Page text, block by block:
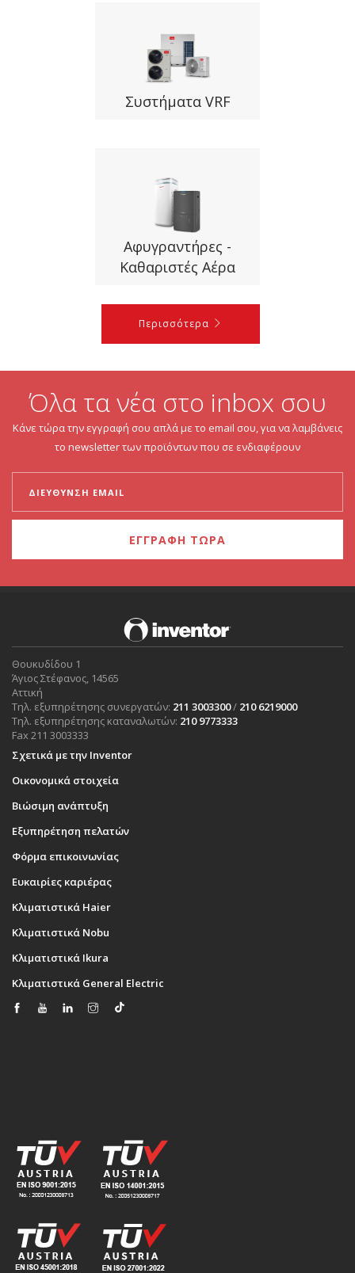
Συστήματα VRF
Αφυγραντήρες -
Καθαριστές Αέρα
Περισσότερα
Όλα τα νέα στο inbox σου
Κάνε τώρα την εγγραφή σου απλά με το email σου, για να λαμβάνεις
το newsletter των προϊόντων που σε ενδιαφέρουν
ΕΓΓΡΑΦΗ ΤΩΡΑ
Θουκυδίδου 1
Άγιος Στέφανος, 14565
Αττική
Τηλ. εξυπηρέτησης συνεργατών: 211 3003300/ 210 6219000
Τηλ. εξυπηρέτησης καταναλωτών: 210 9773333
Fax 211 3003333
Σχετικά με την Inventor
Οικονομικά στοιχεία
Βιώσιμη ανάπτυξη
Εξυπηρέτηση πελατών
Φόρμα επικοινωνίας
Ευκαιρίες καριέρας
Κλιματιστικά Haier
Κλιματιστικά Nobu
Κλιματιστικά Ikura
Κλιματιστικά General Electric